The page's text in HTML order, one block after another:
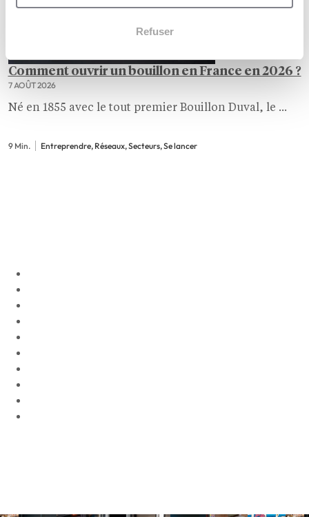
Refuser
Comment ouvrir un bouillon en France en 2026 ?
7 AOÛT 2026
Né en 1855 avec le tout premier Bouillon Duval, le ...
9 Min. Entreprendre, Réseaux, Secteurs, Se lancer